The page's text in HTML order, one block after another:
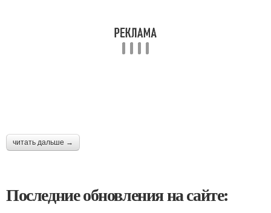
читать дальше →
Последние обновления на сайте: